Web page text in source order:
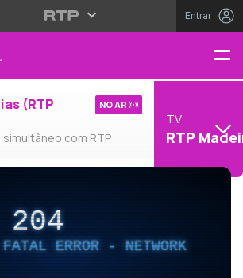
Entrar
(RTP
simultâneo com RTP
NO AR
TV
RTP
204
ERROR - NETWORK